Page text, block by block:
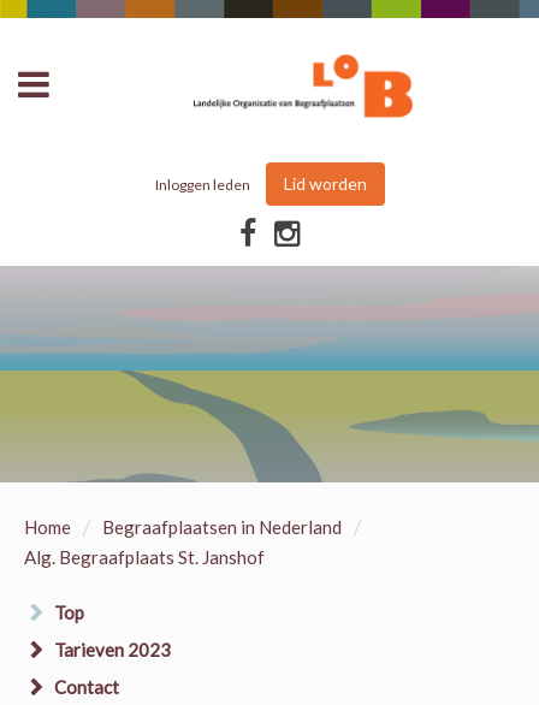
Inloggen leden Lid worden
Home / Begraafplaatsen in Nederland /
Alg. Begraafplaats St. Janshof
Top
Tarieven 2023
Contact